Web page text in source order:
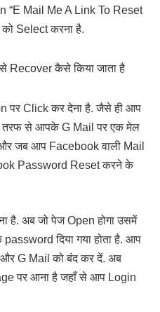
“E Mail Me A Link To Reset
Select करना है.
पर Click कर देना है. जैसे ही आप
तरफ से आपके G Mail पर एक मेल
जब आप Facebook वाली Mail
Password Reset करने के
है. अब जो पेज Open होगा उसमें
दिया गया होता है. आप
G Mail को बंद कर दें. अब
पर आना है जहाँ से आप Login